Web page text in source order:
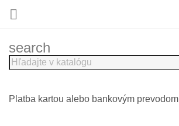

search
Platba kartou alebo bankovým prevodom